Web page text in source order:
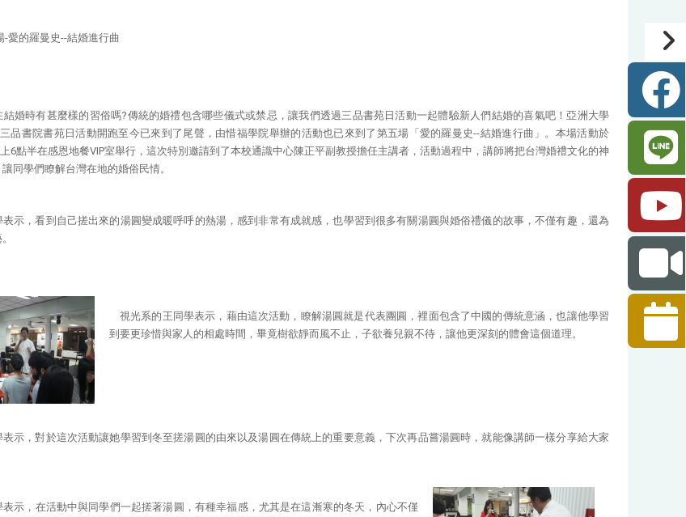
-愛的羅曼史--結婚進行曲
結婚時有甚麼樣的習俗嗎?傳統的婚禮包含哪些儀式或禁忌，讓我們透過三品書苑日活動一起體驗新人們結婚的喜氣吧！亞洲大學
品書院書苑日活動開跑至今已來到了尾聲，由惜福學院舉辦的活動也已來到了第五場「愛的羅曼史--結婚進行曲」。本場活動於
6點半在感恩地餐VIP室舉行，這次特別邀請到了本校通識中心陳正平副教授擔任主講者，活動過程中，講師將把台灣婚禮文化的神
同學們瞭解台灣在地的婚俗民情。
示，看到自己搓出來的湯圓變成暖呼呼的熱湯，感到非常有成就感，也學習到很多有關湯圓與婚俗禮儀的故事，不僅有趣，還為
視光系的王同學表示，藉由這次活動，瞭解湯圓就是代表團圓，裡面包含了中國的傳統意涵，也讓他學習
到要更珍惜與家人的相處時間，畢竟樹欲靜而風不止，子欲養兒親不待，讓他更深刻的體會這個道理。
示，對於這次活動讓她學習到冬至搓湯圓的由來以及湯圓在傳統上的重要意義，下次再品嘗湯圓時，就能像講師一樣分享給大家
示，在活動中與同學們一起搓著湯圓，有種幸福感，尤其是在這漸寒的冬天，內心不僅